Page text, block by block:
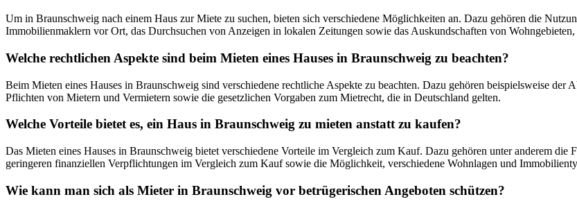
Um in Braunschweig nach einem Haus zur Miete zu suchen, bieten sich verschiedene Möglichkeiten an. Dazu gehören die
Immobilienmaklern vor Ort, das Durchsuchen von Anzeigen in lokalen Zeitungen sowie das Auskundschaften von Wohngebieten,
Welche rechtlichen Aspekte sind beim Mieten eines Hauses in Braunschweig zu beachten?
Beim Mieten eines Hauses in Braunschweig sind verschiedene rechtliche Aspekte zu beachten. Dazu gehören beispielsweise
Pflichten von Mietern und Vermietern sowie die gesetzlichen Vorgaben zum Mietrecht, die in Deutschland gelten.
Welche Vorteile bietet es, ein Haus in Braunschweig zu mieten anstatt zu kaufen?
Das Mieten eines Hauses in Braunschweig bietet verschiedene Vorteile im Vergleich zum Kauf. Dazu gehören unter anderem
geringeren finanziellen Verpflichtungen im Vergleich zum Kauf sowie die Möglichkeit, verschiedene Wohnlagen und
Wie kann man sich als Mieter in Braunschweig vor betrügerischen Angeboten schützen?